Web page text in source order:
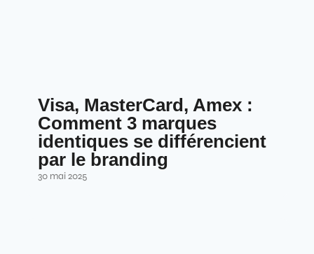
Visa, MasterCard, Amex :
Comment 3 marques
identiques se différencient
par le branding
30 mai 2025